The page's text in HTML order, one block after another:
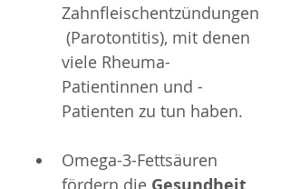
Zahnfleischentzündungen
(Parotontitis), mit denen
viele Rheuma-
Patientinnen und -
Patienten zu tun haben.
Omega-3-Fettsäuren
fördern die